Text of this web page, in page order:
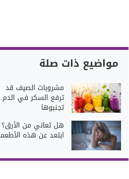
مواضيع ذات صلة
مشروبات الصيف قد
ترفع السكر في
تجنبوها
هل تعاني من الأرق؟
ابتعد عن هذه